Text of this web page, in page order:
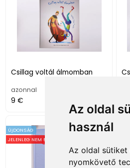
Az oldal
használ
Az oldal sütiket
nyomkövető
Csillag voltál álmomban
azonnal
9 €
ÚjDONSÁG
JELENLEG NEM ELÉRHETŐ